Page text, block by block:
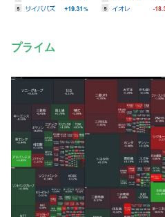
プライム